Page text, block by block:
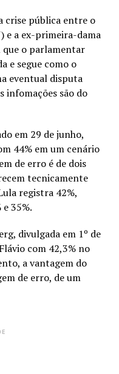
crise pública entre o
e a ex-primeira-dama
o parlamentar
e segue como o
eventual disputa
infomações são do
em 29 de junho,
44% em um cenário
de erro é de dois
tecnicamente
registra 42%,
35%.
divulgada em 1º de
com 42,3% no
a vantagem do
de erro, de um